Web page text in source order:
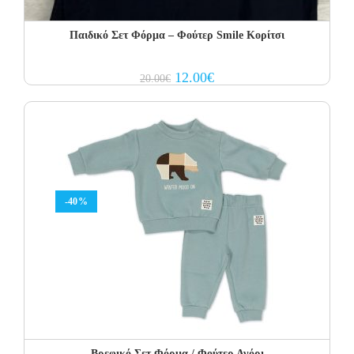
Παιδικό Σετ Φόρμα – Φούτερ Smile Κορίτσι
20.00€ Original
price
12.00€Current
price
-40%